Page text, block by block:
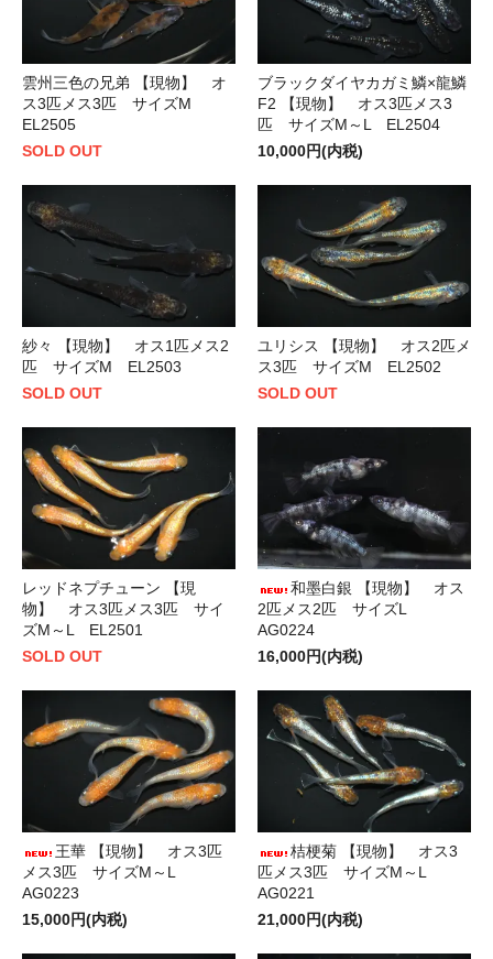
雲州三色の兄弟 【現物】 オ
ス3匹メス3匹 サイズM
EL2505
SOLD OUT
ブラックダイヤカガミ鱗×龍鱗
F2 【現物】 オス3匹メス3
匹 サイズM～L EL2504
10,000円(内税)
紗々 【現物】 オス1匹メス2
匹 サイズM EL2503
SOLD OUT
ユリシス 【現物】 オス2匹メ
ス3匹 サイズM EL2502
SOLD OUT
レッドネプチューン 【現
物】 オス3匹メス3匹 サイ
ズM～L EL2501
SOLD OUT
和墨白銀 【現物】 オス
2匹メス2匹 サイズL
AG0224
16,000円(内税)
王華 【現物】 オス3匹
メス3匹 サイズM～L
AG0223
15,000円(内税)
桔梗菊 【現物】 オス3
匹メス3匹 サイズM～L
AG0221
21,000円(内税)